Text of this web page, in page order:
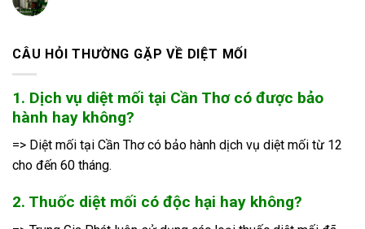
CÂU HỎI THƯỜNG GẶP VỀ DIỆT MỐI
1. Dịch vụ diệt mối tại Cần Thơ có được bảo
hành hay không?
=> Diệt mối tại Cần Thơ có bảo hành dịch vụ diệt mối từ 12
cho đến 60 tháng.
2. Thuốc diệt mối có độc hại hay không?